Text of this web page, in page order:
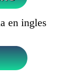
en ingles